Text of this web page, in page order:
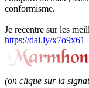
conformisme.
Je recentre sur les
https://dai.ly/x7o9x61
(on clique sur la